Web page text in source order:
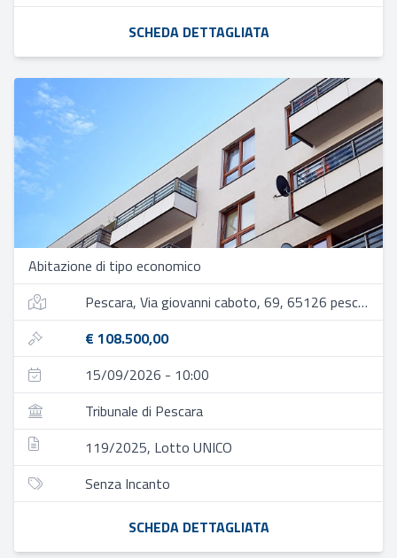
SCHEDA DETTAGLIATA
Abitazione di tipo economico
Pescara, Via giovanni caboto, 69, 65126 pescara pe, italia
€ 108.500,00
15/09/2026 - 10:00
Tribunale di Pescara
119/2025, Lotto UNICO
Senza Incanto
SCHEDA DETTAGLIATA